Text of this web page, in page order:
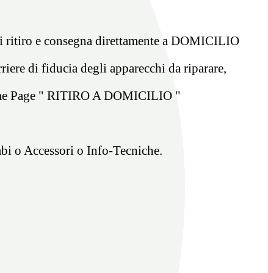
e consegna direttamente a DOMICILIO
di fiducia degli apparecchi da riparare,
Page " RITIRO A DOMICILIO "
o Accessori o Info-Tecniche.